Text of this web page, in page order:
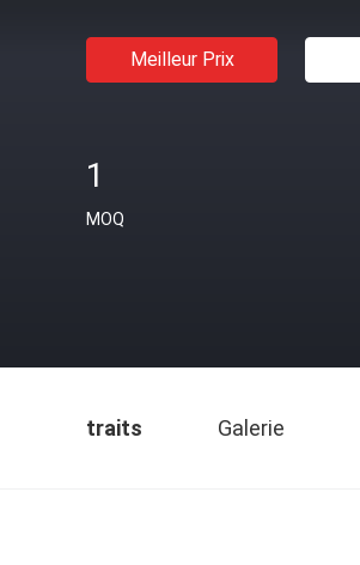
Meilleur Prix
1
MOQ
traits Galerie